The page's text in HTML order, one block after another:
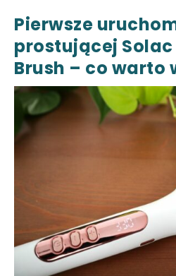
Pierwsze
prostującej Solac
Brush – co warto